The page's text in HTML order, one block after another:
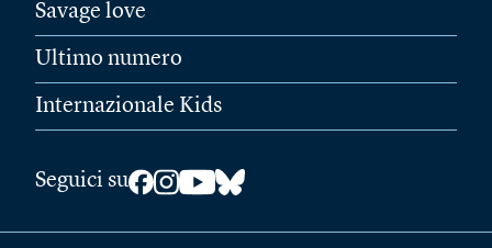
Savage love
Ultimo numero
Internazionale Kids
Seguici su